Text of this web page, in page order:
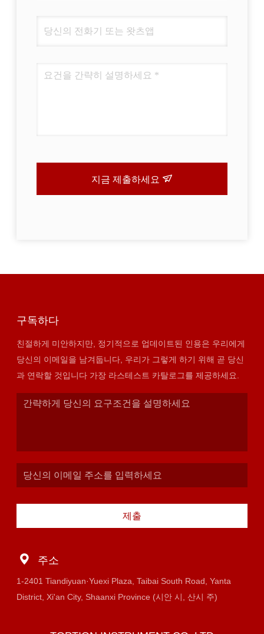
지금 제출하세요
구독하다
친절하게 미안하지만, 정기적으로 업데이트된 인용은 우리에게
당신의 이메일을 남겨둡니다, 우리가 그렇게 하기 위해 곧 당신
과 연락할 것입니다 가장 라스테스트 카탈로그를 제공하세요.
제출
주소
1-2401 Tiandiyuan·Yuexi Plaza, Taibai South Road, Yanta
District, Xi'an City, Shaanxi Province (시안 시, 산시 주)